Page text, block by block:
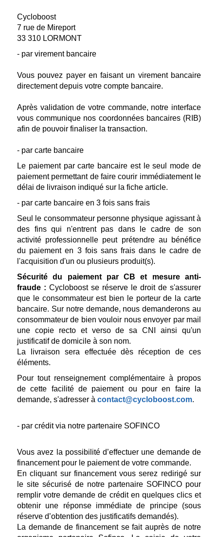
Cycloboost
7 rue de Mireport
33 310 LORMONT
- par virement bancaire
Vous pouvez payer en faisant un virement bancaire
directement depuis votre compte bancaire.
Après validation de votre commande, notre interface
vous communique nos coordonnées bancaires (RIB)
afin de pouvoir finaliser la transaction.
- par carte bancaire
Le paiement par carte bancaire est le seul mode de
paiement permettant de faire courir immédiatement le
délai de livraison indiqué sur la fiche article.
- par carte bancaire en 3 fois sans frais
Seul le consommateur personne physique agissant à
des fins qui n'entrent pas dans le cadre de son
activité professionnelle peut prétendre au bénéfice
du paiement en 3 fois sans frais dans le cadre de
l'acquisition d'un ou plusieurs produit(s).
Sécurité du paiement par CB et mesure anti-
fraude : Cycloboost se réserve le droit de s'assurer
que le consommateur est bien le porteur de la carte
bancaire. Sur notre demande, nous demanderons au
consommateur de bien vouloir nous envoyer par mail
une copie recto et verso de sa CNI ainsi qu'un
justificatif de domicile à son nom.
La livraison sera effectuée dès réception de ces
éléments.
Pour tout renseignement complémentaire à propos
de cette facilité de paiement ou pour en faire la
demande, s'adresser à contact@cycloboost.com.
- par crédit via notre partenaire SOFINCO
Vous avez la possibilité d’effectuer une demande de
financement pour le paiement de votre commande.
En cliquant sur financement vous serez redirigé sur
le site sécurisé de notre partenaire SOFINCO pour
remplir votre demande de crédit en quelques clics et
obtenir une réponse immédiate de principe (sous
réserve d’obtention des justificatifs demandés).
La demande de financement se fait auprès de notre